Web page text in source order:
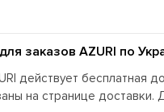
заказов AZURI по
действует бесплатная
на странице